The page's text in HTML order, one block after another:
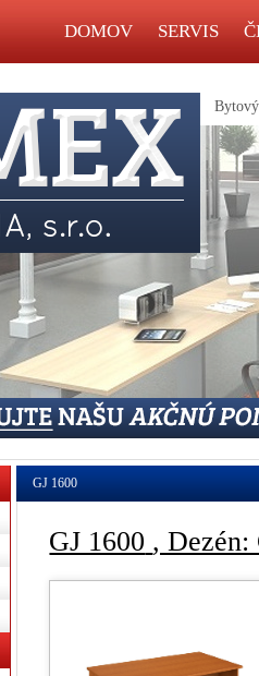
DOMOV SERVIS
Bytový
GJ 1600
GJ 1600 , Dezén: